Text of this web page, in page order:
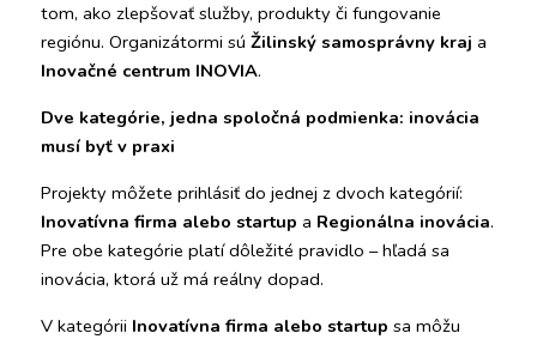
tom, ako zlepšovať služby, produkty či fungovanie
regiónu. Organizátormi sú Žilinský samosprávny kraj
Inovačné centrum INOVIA.
Dve kategórie, jedna spoločná podmienka: inovácia
musí byť v praxi
Inovatívna firma alebo startup a Regionálna inovácia.
Pre obe kategórie platí dôležité pravidlo – hľadá sa
inovácia, ktorá už má reálny dopad.
V kategórii Inovatívna firma alebo startup sa môžu